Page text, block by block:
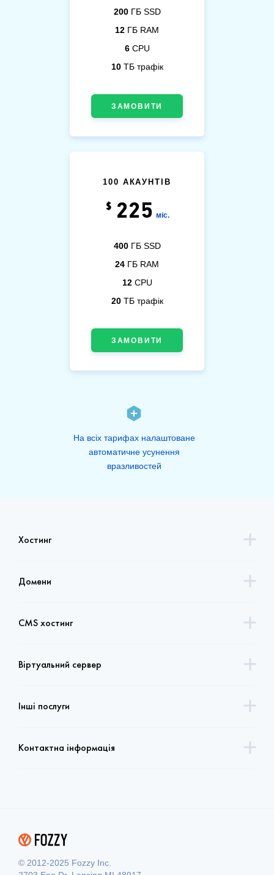
200 ГБ SSD
12 ГБ RAM
6 CPU
10 ТБ трафік
ЗАМОВИТИ
100 АКАУНТІВ
225
$
міс.
400 ГБ SSD
24 ГБ RAM
12 CPU
20 ТБ трафік
ЗАМОВИТИ
На всіх тарифах налаштоване
автоматичне усунення
вразливостей
Хостинг
Домени
CMS хостинг
Віртуальний сервер
Інші послуги
Контактна інформація
© 2012-2025 Fozzy Inc.